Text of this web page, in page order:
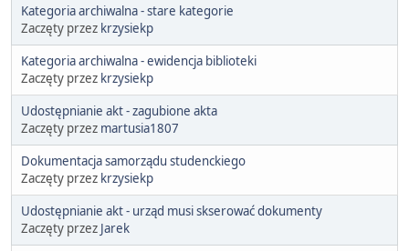
Kategoria archiwalna - stare kategorie
Zaczęty przez krzysiekp
Kategoria archiwalna - ewidencja biblioteki
Zaczęty przez krzysiekp
Udostępnianie akt - zagubione akta
Zaczęty przez martusia1807
Dokumentacja samorządu studenckiego
Zaczęty przez krzysiekp
Udostępnianie akt - urząd musi skserować dokumenty
Zaczęty przez Jarek